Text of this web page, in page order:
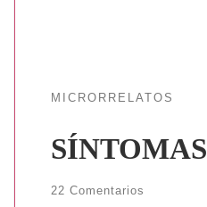
MICRORRELATOS
SÍNTOMAS
22 Comentarios